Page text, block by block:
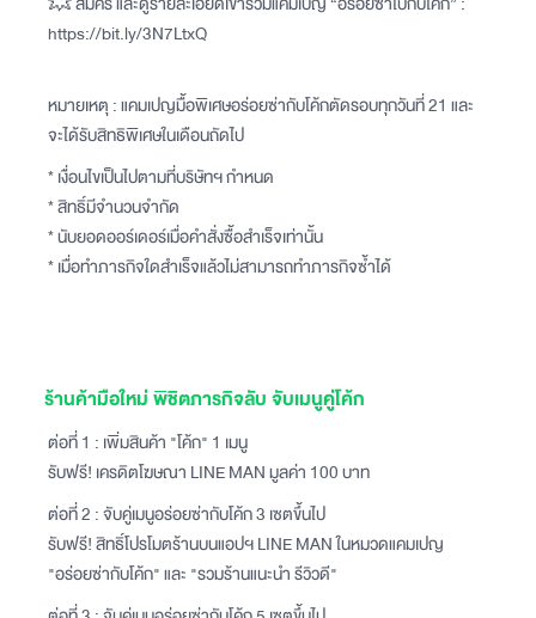
https://bit.ly/3N7LtxQ
หมายเหตุ : แคมเปญมื้อพิเศษอร่อยซ่ากับโค้กตัดรอบทุกวันที่ 21 และ
จะได้รับสิทธิพิเศษในเดือนถัดไป
* เงื่อนไขเป็นไปตามที่บริษัทฯ​ กำหนด
* สิทธิ์มีจำนวนจำกัด
* นับยอดออร์เดอร์เมื่อคำสั่งซื้อสำเร็จเท่านั้น
* เมื่อทำภารกิจใดสำเร็จแล้วไม่สามารถทำภารกิจซ้ำได้
ร้านค้ามือใหม่ พิชิตภารกิจลับ จับเมนูคู่โค้ก
ต่อที่ 1 : เพิ่มสินค้า "โค้ก" 1 เมนู
รับฟรี! เครดิตโฆษณา LINE MAN มูลค่า 100 บาท
ต่อที่ 2 : จับคู่เมนูอร่อยซ่ากับโค้ก 3 เซตขึ้นไป
รับฟรี! สิทธิ์โปรโมตร้านบนแอปฯ LINE MAN ในหมวดแคมเปญ
"อร่อยซ่ากับโค้ก" และ "รวมร้านแนะนำ รีวิวดี"